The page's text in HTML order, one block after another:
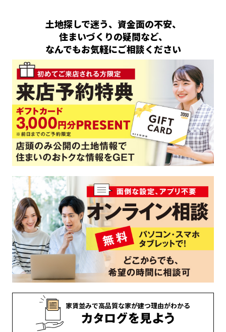
土地探しで迷う、資金面の不安、
住まいづくりの疑問など、
なんでもお気軽にご相談ください
家賃並みで高品質な家が建つ理由がわかる